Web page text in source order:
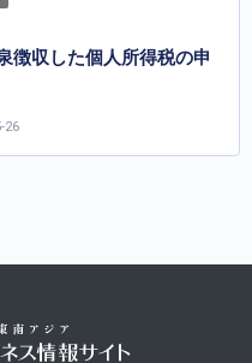
徴収した個人所得税の申
26